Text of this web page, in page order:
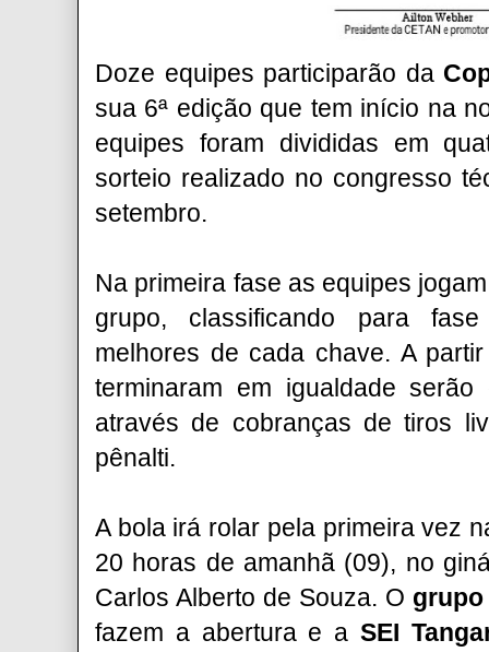
Doze equipes participarão da
sua 6ª edição que tem início na
equipes foram divididas em
sorteio realizado no congresso
setembro.
Na primeira fase as equipes
grupo, classificando para
melhores de cada chave. A
terminaram em igualdade
através de cobranças de tiros
pênalti.
A bola irá rolar pela primeira vez
20 horas de amanhã (09), no
Carlos Alberto de Souza. O grupo
fazem a abertura e a SEI